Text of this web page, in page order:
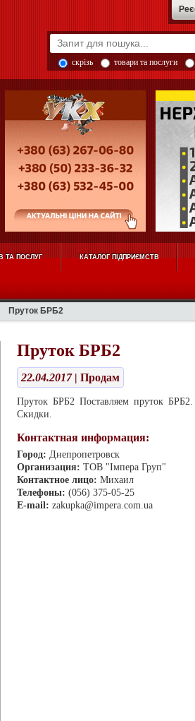
скрізь товари та послуги
ТА ПОСЛУГ КАТАЛОГ ПІДПРИЄМСТВ
Пруток БРБ2
Пруток БРБ2
22.04.2017| Продам
Пруток БРБ2 Поставляем пруток
Скидки.
Контактная информация:
Город: Днепропетровск
Организация: ТОВ "Імпера Груп"
Контактное лицо: Михаил
Телефоны: (056) 375-05-25
E-mail: zakupka@impera.com.ua